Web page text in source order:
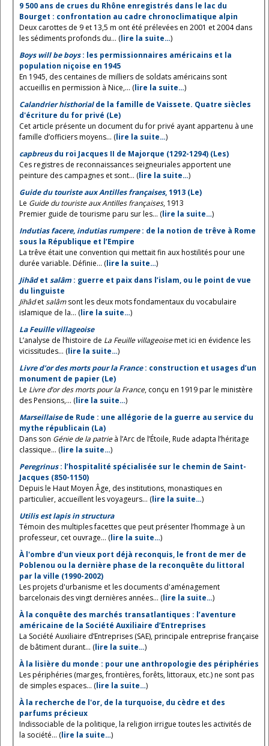
9 500 ans de crues du Rhône enregistrés dans le lac du
Bourget : confrontation au cadre chronoclimatique alpin
Deux carottes de 9 et 13,5 m ont été prélevées en 2001 et 2004 dans
les sédiments profonds du... (lire la suite…)
Boys will be boys: les permissionnaires américains et la
population niçoise en 1945
En 1945, des centaines de milliers de soldats américains sont
accueillis en permission à Nice,... (lire la suite…)
Calandrier histhorialde la famille de Vaissete. Quatre siècles
d'écriture du for privé (Le)
Cet article présente un document du for privé ayant appartenu à une
famille d’officiers moyens... (lire la suite…)
capbreusdu roi Jacques II de Majorque (1292-1294) (Les)
Ces registres de reconnaissances seigneuriales apportent une
peinture des campagnes et sont... (lire la suite…)
Guide du touriste aux Antilles françaises
, 1913 (Le)
Le Guide du touriste aux Antilles françaises, 1913
Premier guide de tourisme paru sur les... (lire la suite…)
Indutias facere, indutias rumpere: de la notion de trêve à Rome
sous la République et l’Empire
La trêve était une convention qui mettait fin aux hostilités pour une
durée variable. Définie... (lire la suite…)
Jihâdet salâm : guerre et paix dans l’islam, ou le point de vue
du linguiste
Jihâdetsalâmsont les deux mots fondamentaux du vocabulaire
islamique de la... (lire la suite…)
La Feuille villageoise
L’analyse de l’histoire de La Feuille villageoisemet ici en évidence les
vicissitudes... (lire la suite…)
Livre d’or des morts pour la France: construction et usages d’un
monument de papier (Le)
Le Livre d’or des morts pour la France, conçu en 1919 par le ministère
des Pensions,... (lire la suite…)
Marseillaisede Rude : une allégorie de la guerre au service du
mythe républicain (La)
Dans son Génie de la patrieà l’Arc de l’Étoile, Rude adapta l’héritage
classique... (lire la suite…)
Peregrinus: l’hospitalité spécialisée sur le chemin de Saint-
Jacques (850-1150)
Depuis le Haut Moyen Âge, des institutions, monastiques en
particulier, accueillent les voyageurs... (lire la suite…)
Utilis est lapis in structura
Témoin des multiples facettes que peut présenter l’hommage à un
professeur, cet ouvrage... (lire la suite…)
À l'ombre d'un vieux port déjà reconquis, le front de mer de
Poblenou ou la dernière phase de la reconquête du littoral
par la ville (1990-2002)
Les projets d'urbanisme et les documents d'aménagement
barcelonais des vingt dernières années... (lire la suite…)
À la conquête des marchés transatlantiques : l’aventure
américaine de la Société Auxiliaire d’Entreprises
La Société Auxiliaire d’Entreprises (SAE), principale entreprise française
de bâtiment durant... (lire la suite…)
À la lisière du monde : pour une anthropologie des périphéries
Les périphéries (marges, frontières, forêts, littoraux, etc.) ne sont pas
de simples espaces... (lire la suite…)
À la recherche de l'or, de la turquoise, du cèdre et des
parfums précieux
Indissociable de la politique, la religion irrigue toutes les activités de
la société... (lire la suite…)